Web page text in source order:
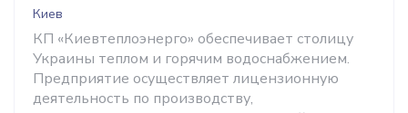
Киев
КП «Киевтеплоэнерго» обеспечивает столицу
Украины теплом и горячим водоснабжением.
Предприятие осуществляет лицензионную
деятельность по производству,